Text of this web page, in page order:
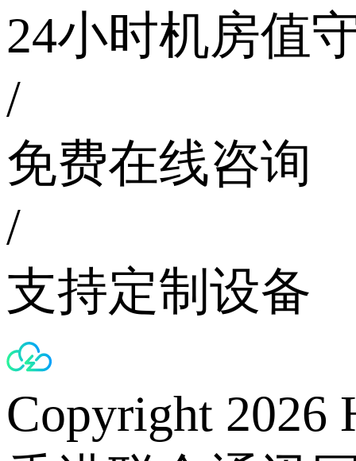
24小时机房值
/
免费在线咨询
/
支持定制设备
Copyright 2026